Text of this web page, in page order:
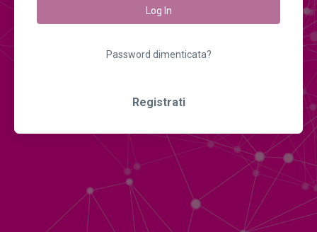
Log In
Password dimenticata?
Registrati